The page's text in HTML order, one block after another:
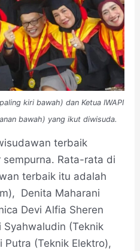
kiri bawah) dan Ketua IWAPI
bawah) yang ikut diwisuda.
terbaik
sempurna. Rata-rata di
terbaik itu adalah
Denita Maharani
Devi Alfia Sheren
(Teknik
Putra (Teknik Elektro),